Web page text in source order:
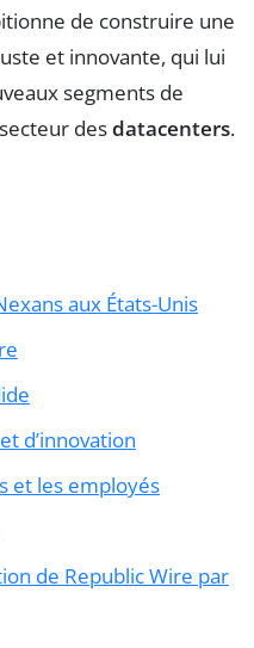
de construire une
et innovante, qui lui
segments de
desdatacenters.
aux États-Unis
d’innovation
et les employés
de Republic Wire par